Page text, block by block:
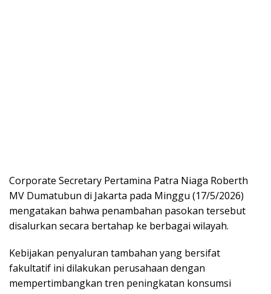
Corporate Secretary Pertamina Patra Niaga Roberth
MV Dumatubun di Jakarta pada Minggu (17/5/2026)
mengatakan bahwa penambahan pasokan tersebut
disalurkan secara bertahap ke berbagai wilayah.
Kebijakan penyaluran tambahan yang bersifat
fakultatif ini dilakukan perusahaan dengan
mempertimbangkan tren peningkatan konsumsi